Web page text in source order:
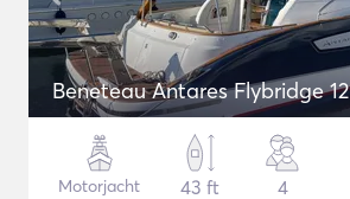
Beneteau Antares Flybridge 12
Motorjacht
43 ft
4